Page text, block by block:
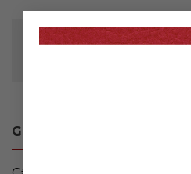
Để lại một bình luận
GREATWAY BLOG